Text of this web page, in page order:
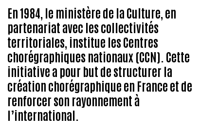
En 1984, le ministère de la Culture, en
partenariat avec les collectivités
territoriales, institue les Centres
chorégraphiques nationaux (CCN). Cette
initiative a pour but de structurer la
création chorégraphique en France et de
renforcer son rayonnement à
l’international.